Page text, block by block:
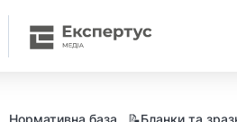
Нормативна база 📝Бланки та